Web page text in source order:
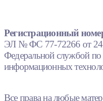
Регистрационный
ЭЛ № ФС 77-72266 от
Федеральной службой по
информационных
Все права на любые